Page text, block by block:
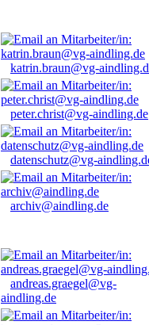
katrin.braun@vg-
peter.christ@vg-aindling.de
datenschutz@vg-
archiv@aindling.de
andreas.graegel@vg-
aindling.de